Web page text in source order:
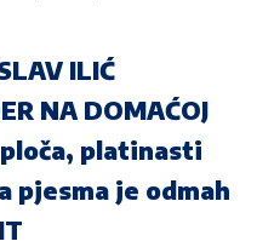
ILIĆ
NA DOMAĆOJ
platinasti
pjesma je odmah